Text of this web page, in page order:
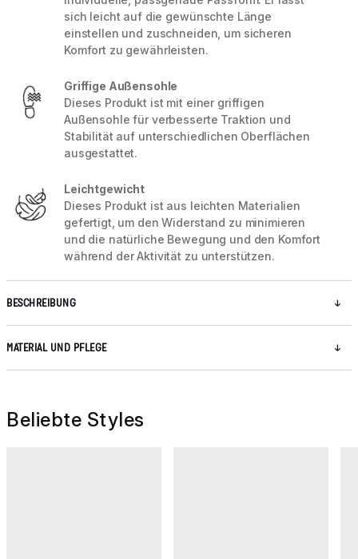
sich leicht auf die gewünschte Länge
einstellen und zuschneiden, um sicheren
Komfort zu gewährleisten.
Griffige Außensohle
Dieses Produkt ist mit einer griffigen
Außensohle für verbesserte Traktion und
Stabilität auf unterschiedlichen Oberflächen
ausgestattet.
Leichtgewicht
Dieses Produkt ist aus leichten Materialien
gefertigt, um den Widerstand zu minimieren
und die natürliche Bewegung und den Komfort
während der Aktivität zu unterstützen.
BESCHREIBUNG
MATERIAL UND PFLEGE
Beliebte Styles